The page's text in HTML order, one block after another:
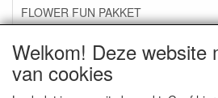
Welkom! Deze website
van cookies
FLOWER FUN PAKKET
***GROEP 06*** TAPE/LIJM
***GROEP 07*** KAARTEN +SCRAP